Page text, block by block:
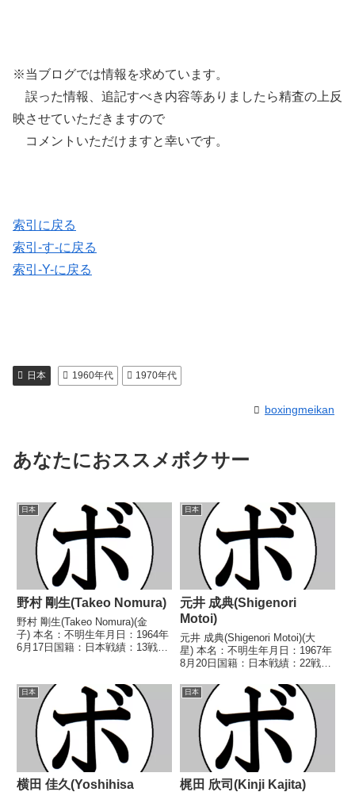
※当ブログでは情報を求めています。
誤った情報、追記すべき内容等ありましたら精査の上反
映させていただきますので
コメントいただけますと幸いです。
索引に戻る
索引-す-に戻る
索引-Y-に戻る
日本 1960年代 1970年代
boxingmeikan
あなたにおススメボクサー
日本
野村 剛生(Takeo Nomura)
野村 剛生(Takeo Nomura)(金
子) 本名：不明生年月日：1964年
6月17日国籍：日本戦績：13戦7
判定 (採点不明) 菅原 秀喜(ピス
トン堀口)1...
日本
元井 成典(Shigenori
Motoi)
元井 成典(Shigenori Motoi)(大
星) 本名：不明生年月日：1967年
8月20日国籍：日本戦績：22戦8
ル】1986年度西日本スーパーラ
イト級新人王 【戦歴】
1986/06/02 ○2RKO...
日本
横田 佳久(Yoshihisa
日本
梶田 欣司(Kinji Kajita)